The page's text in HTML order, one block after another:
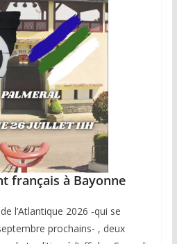
français à Bayonne
l’Atlantique 2026 -qui se
prochains- , deux